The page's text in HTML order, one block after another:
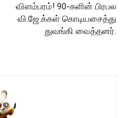
விளம்பரம்! 90-களின் பிரபல
வி.ஜே.க்கள் கொடியசைத்து
துவங்கி வைத்தனர்.